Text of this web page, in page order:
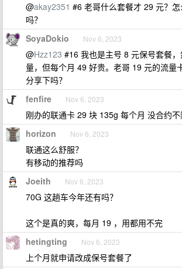
@akay2351 #6 老哥什么套餐才 29 元？
吗？
SoyaDokio Nov 6, 2023
@Hzz123 #16 我也是主号 8 元保号套餐
量，但每个月 49 好贵。老哥 19 元的流量
分享下吗？
fenfire Nov 6, 2023
刚办的联通卡 29 块 135g 每个月 没合约
horizon Nov 6, 2023
联通这么舒服？
有移动的推荐吗
Joeith Nov 6, 2023
70G 这趟车今年还有吗？
这个是真的爽，每月 19 ，用都用不完
hetingting Nov 6, 2023
上个月就申请改成保号套餐了